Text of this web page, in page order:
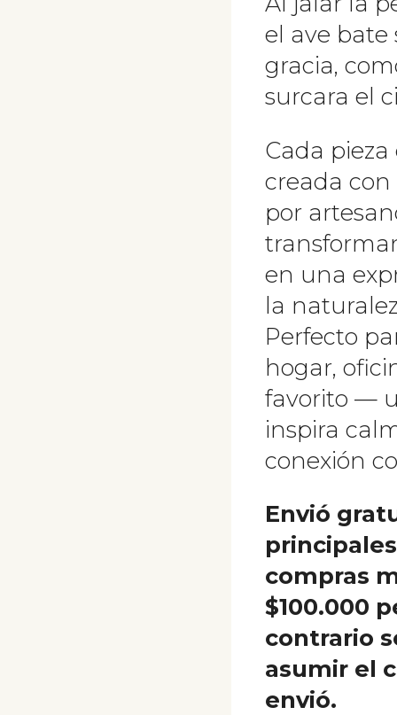
el ave bate
gracia,
surcara el
Cada pieza
creada
por
en una
la
Perfecto
hogar,
favorito —
inspira
conexión
Envió
compras
$100.000
contrario
asumir el
envió.